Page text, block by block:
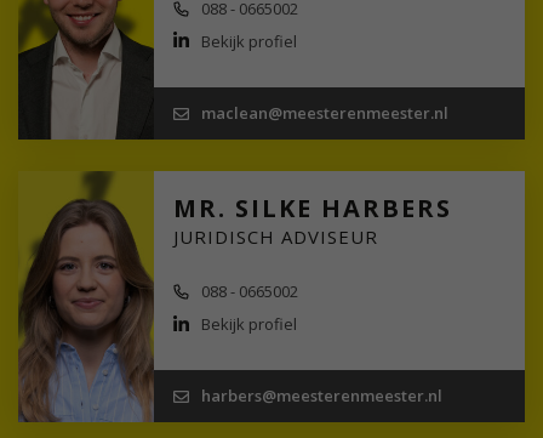
088 - 0665002
Bekijk profiel
maclean@meesterenmeester.nl
MR. SILKE HARBERS
JURIDISCH ADVISEUR
088 - 0665002
Bekijk profiel
harbers@meesterenmeester.nl